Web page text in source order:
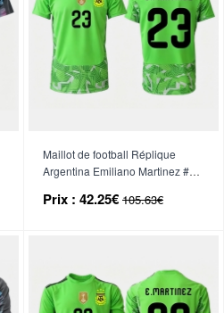
Maillot de football Réplique
Argentina Emiliano Martinez #23
2026 Manche Courte
Prix : 42.25€ 105.63€